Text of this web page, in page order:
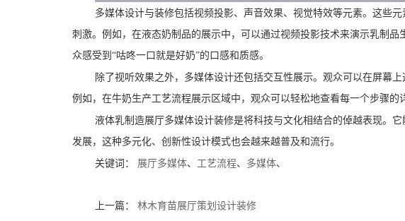
多媒体设计与装修包括视频投影、声音效果、视觉特效等元素。这些
刺激。例如，在液态奶制品的展示中，可以通过视频投影技术来演示乳制
众感受到“咕咚一口就是好奶”的口感和质感。
除了视听效果之外，多媒体设计还包括交互性展示。观众可以在屏幕
例如，在牛奶生产工艺流程展示区域中，观众可以轻松地查看每一个步骤的
液体乳制造展厅多媒体设计装修是将科技与文化相结合的倬越表现。
发展，这种多元化、创新性设计模式也会越来越普及和流行。
关键词： 展厅多媒体、 工艺流程、 多媒体、
上一篇： 林木育苗展厅策划设计装修